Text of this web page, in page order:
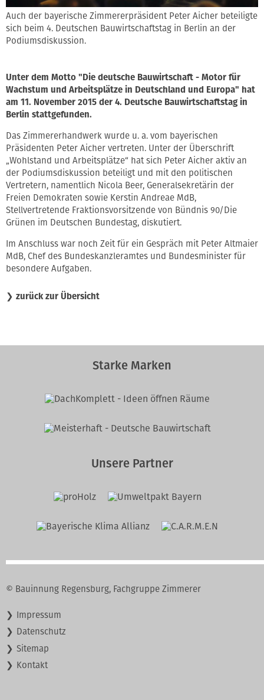
Auch der bayerische Zimmererpräsident Peter Aicher beteiligte
sich beim 4. Deutschen Bauwirtschaftstag in Berlin an der
Podiumsdiskussion.
Unter dem Motto "Die deutsche Bauwirtschaft - Motor für
Wachstum und Arbeitsplätze in Deutschland und Europa" hat
am 11. November 2015 der 4. Deutsche Bauwirtschaftstag in
Berlin stattgefunden.
Das Zimmererhandwerk wurde u. a. vom bayerischen
Präsidenten Peter Aicher vertreten. Unter der Überschrift
„Wohlstand und Arbeitsplätze“ hat sich Peter Aicher aktiv an
der Podiumsdiskussion beteiligt und mit den politischen
Vertretern, namentlich Nicola Beer, Generalsekretärin der
Freien Demokraten sowie Kerstin Andreae MdB,
Stellvertretende Fraktionsvorsitzende von Bündnis 90/Die
Grünen im Deutschen Bundestag, diskutiert.
Im Anschluss war noch Zeit für ein Gespräch mit Peter Altmaier
MdB, Chef des Bundeskanzleramtes und Bundesminister für
besondere Aufgaben.
❯ zurück zur Übersicht
Starke Marken
Unsere Partner
© Bauinnung Regensburg, Fachgruppe Zimmerer
Navigation
überspringen
Impressum
Datenschutz
Sitemap
Kontakt